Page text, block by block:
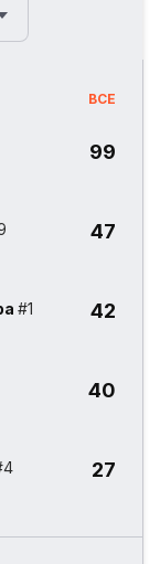
ВСЕ
99
47
#1
42
40
27